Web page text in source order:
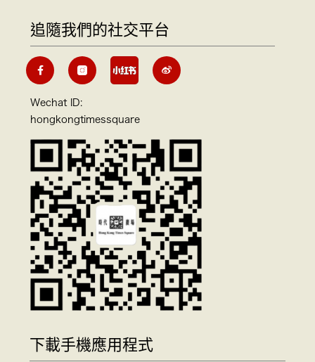
追隨我們的社交平台
Wechat ID:
hongkongtimessquare
下載手機應用程式